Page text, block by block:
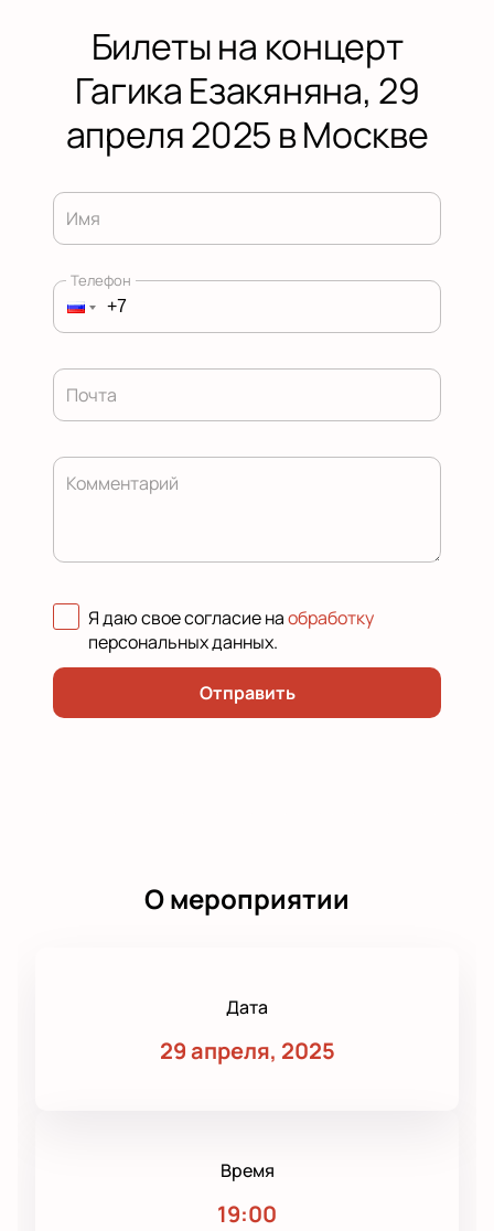
Билеты на концерт
Гагика Езакяняна, 29
апреля 2025 в Москве
Имя
Телефон
Почта
Комментарий
Я даю свое согласие наобработку
персональных данных.
Отправить
О мероприятии
Дата
29 апреля, 2025
Время
19:00